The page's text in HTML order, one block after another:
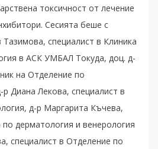
токсичност от лечение
Сесията беше с
Тазимова, специалист в Клиника
в АСК УМБАЛ Токуда, доц. д-
на Отделение по
р Диана Лекова, специалист в
д-р Маргарита Къчева,
по дерматология и венерология
специалист в Отделение по